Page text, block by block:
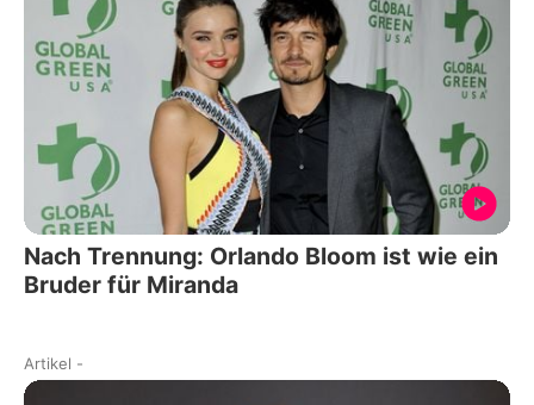
Nach Trennung: Orlando Bloom ist wie ein
Bruder für Miranda
Artikel -